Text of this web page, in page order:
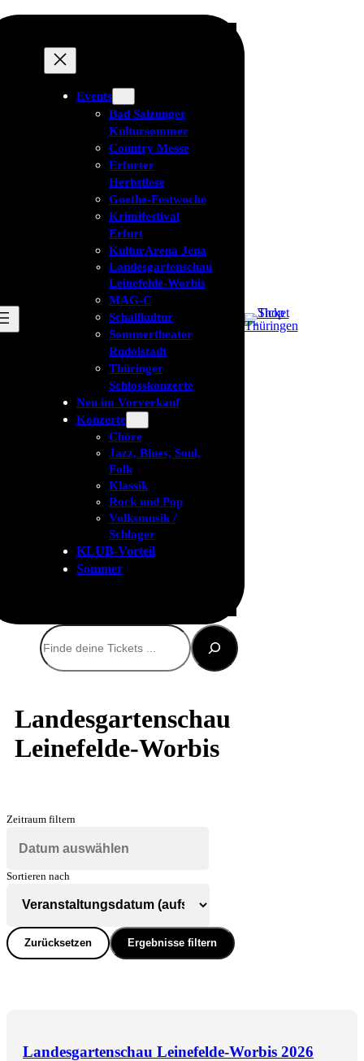
Events
Bad Salzunger
Kultursommer
Country Messe
Erfurter
Herbstlese
Goethe-Festwoche
Krimifestival
Erfurt
KulturArena Jena
Landesgartenschau
Leinefelde-Worbis
MAG-C
Schallkultur
Sommertheater
Rudolstadt
Thüringer
Schlosskonzerte
Neu im Vorverkauf
Konzerte
Chöre
Jazz, Blues, Soul,
Folk
Klassik
Rock und Pop
Volksmusik /
Schlager
KLUB-Vorteil
Sommer
Suchen
Landesgartenschau
Leinefelde-Worbis
Zeitraum filtern
Sortieren nach
Zurücksetzen Ergebnisse filtern
Landesgartenschau Leinefelde-Worbis 2026